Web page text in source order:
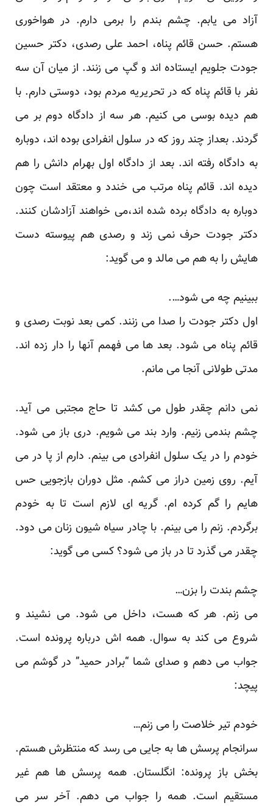
آزاد می یابم. چشم بندم را برمی دارم. در هواخوری
هستم. حسن قائم پناه، احمد علی رصدی، دکتر حسین
جودت جلویم ایستاده اند و گپ می زنند. از میان آن سه
نفر با قائم پناه که در تحریریه مردم بود، دوستی دارم. با
هم دیده بوسی می کنیم. هر سه از دادگاه دوم بر می
گردند. بعداز چند روز که در سلول انفرادی بوده اند، دوباره
به دادگاه رفته اند. بعد از دادگاه اول بهرام دانش را هم
دیده اند. قائم پناه مرتب می خندد و معتقد است چون
دوباره به دادگاه برده شده اند،می خواهند آزادشان کنند.
دکتر جودت حرف نمی زند و رصدی هم پیوسته دست
هایش را به هم می مالد و می گوید:
ببینیم چه می شود….
اول دکتر جودت را صدا می زنند. کمی بعد نوبت رصدی و
قائم پناه می شود. بعد ها می فهمم آنها را دار زده اند.
مدتی طولانی آنجا می مانم.
نمی دانم چقدر طول می کشد تا حاج مجتبی می آید.
چشم بندمی زنیم. وارد بند می شویم. دری باز می شود.
خودم را در یک سلول انفرادی می بینم. دارم از پا در می
آیم. روی زمین دراز می کشم. مثل دوران بازجویی حس
هایم را گم کرده ام. گریه ای لازم است تا به خودم
برگردم. زنم را می بینم. با چادر سیاه شیون زنان می دود.
چقدر می گذرد تا در باز می شود؟ کسی می گوید:
چشم بندت را بزن…
می زنم. هر که هست، داخل می شود. می نشیند و
شروع می کند به سوال. همه اش درباره پرونده است.
جواب می دهم و صدای شما “برادر حمید” در گوشم می
پیچد:
خودم تیر خلاصت را می زنم…
سرانجام پرسش ها به جایی می رسد که منتظرش هستم.
بخش باز پرونده: انگلستان. همه پرسش ها هم غیر
مستقیم است. همه را جواب می دهم. آخر سر می